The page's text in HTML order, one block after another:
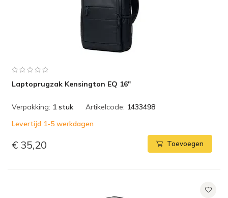
Laptoprugzak Kensington EQ 16"
Verpakking: 1 stuk Artikelcode: 1433498
Levertijd 1-5 werkdagen
€ 35,20 Toevoegen